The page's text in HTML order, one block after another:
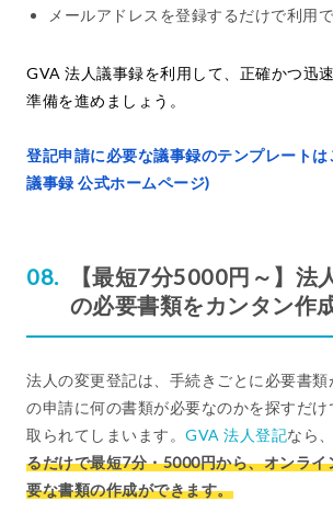
メールアドレスを登録するだけで利用
GVA 法人議事録を利用して、正確かつ迅
準備を進めましょう。
登記申請に必要な議事録のテンプレートは
議事録 公式ホームページ)
【最短7分5000円～】法
の必要書類をカンタン作
法人の変更登記は、手続きごとに必要書
の申請に何の書類が必要なのかを探すだ
取られてしまいます。 GVA 法人登記なら、
るだけで最短7分・5000円から、オンライ
要な書類の作成ができます。